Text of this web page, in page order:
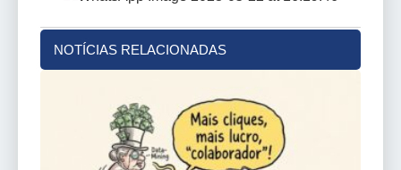
NOTÍCIAS RELACIONADAS